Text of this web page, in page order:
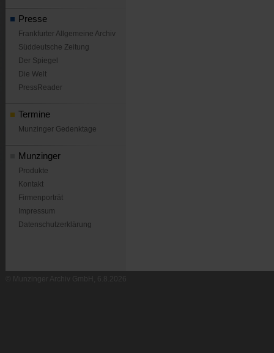
Presse
Frankfurter Allgemeine Archiv
Süddeutsche Zeitung
Der Spiegel
Die Welt
PressReader
Termine
Munzinger Gedenktage
Munzinger
Produkte
Kontakt
Firmenporträt
Impressum
Datenschutzerklärung